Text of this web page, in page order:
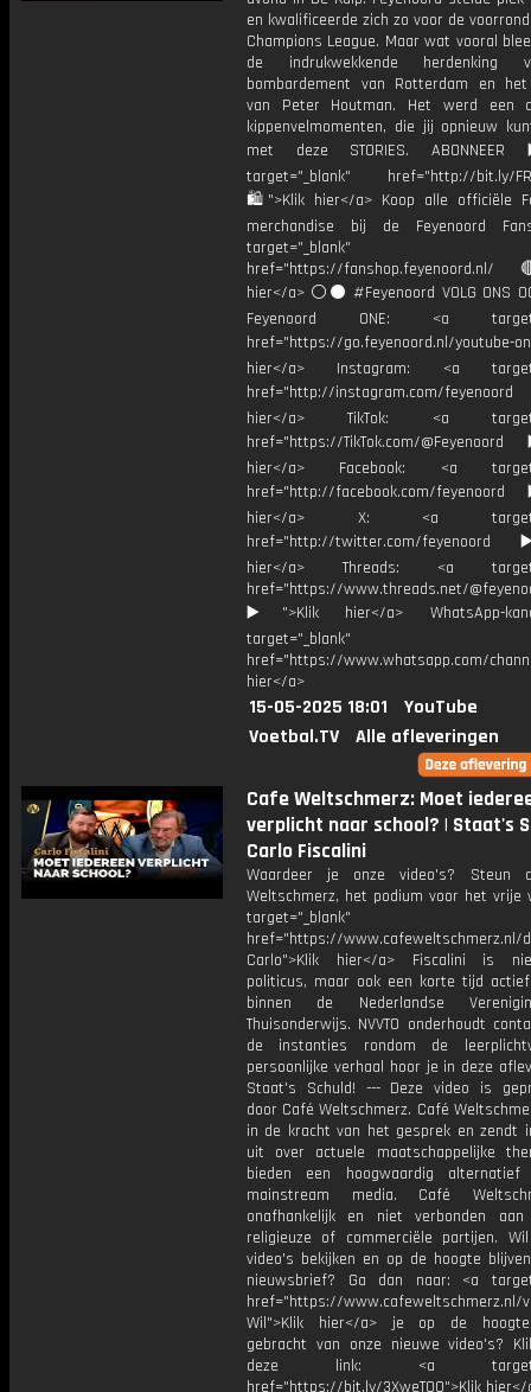
en kwalificeerde zich zo voor de
Champions League. Maar wat vooral
de indrukwekkende herdenking
bombardement van Rotterdam en
van Peter Houtman. Het werd een
kippenvelmomenten, die jij opnieuw
met deze STORIES.
target="_blank" href="http://bit.ly/
🛍">Klik hier</a> Koop alle officiële
merchandise bij de Feyenoord
target="_blank"
href="https://
hier</a> ⚪️⚫ #Feyenoord VOLG ONS
Feyenoord ONE: <a
href="https://go.feyenoord.nl/youtube-
hier</a> Instagram: <a
href="http://instagram.com/
hier</a> TikTok: <a
href="https://TikTok.com/
hier</a> Facebook: <a
href="http://facebook.com/
hier</a> X: <a
href="http://twitter.com/
hier</a> Threads: <a
href="https://www.threads.net/
▶️">Klik hier</a> WhatsApp-
target="_blank"
href="https://www.whatsapp.com/
hier</a>
15-05-2025 18:01
YouTube
Voetbal.TV
Alle afleveringen
Cafe Weltschmerz: Moet
verplicht naar school? | Staat's
Carlo Fiscalini
Waardeer je onze video's? Steun
Weltschmerz, het podium voor het vrije
target="_blank"
href="https://www.cafeweltschmerz.nl/
Carlo">Klik hier</a> Fiscalini is
politicus, maar ook een korte tijd
binnen de Nederlandse
Thuisonderwijs. NVVTO onderhoudt
de instanties rondom de
persoonlijke verhaal hoor je in deze
Staat's Schuld! --- Deze video is
door Café Weltschmerz. Café
in de kracht van het gesprek en zendt
uit over actuele maatschappelijke
bieden een hoogwaardig
mainstream media. Café
onafhankelijk en niet verbonden aan
religieuze of commerciële partijen.
video's bekijken en op de hoogte
nieuwsbrief? Ga dan naar: <a
href="https://www.cafeweltschmerz.nl/
Wil">Klik hier</a> je op de
gebracht van onze nieuwe video's?
deze link: <a
href="https://bit.ly/3XweTO0">Klik hier</